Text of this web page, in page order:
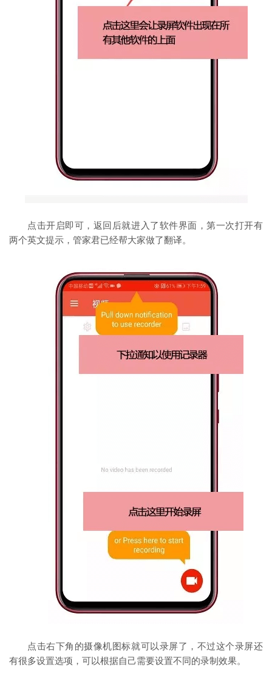
点击开启即可，返回后就进入了软件界面，第一次打开有
两个英文提示，管家君已经帮大家做了翻译。
点击右下角的摄像机图标就可以录屏了，不过这个录屏还
有很多设置选项，可以根据自己需要设置不同的录制效果。